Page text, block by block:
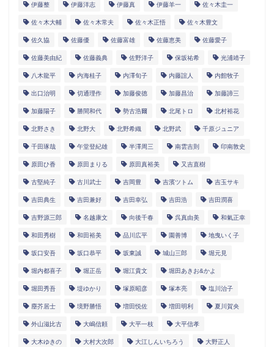
伊藤整 伊藤洋志 伊藤真 伊藤羊一 佐々木圭一
佐々木大輔 佐々木常夫 佐々木正悟 佐々木豊文
佐久協 佐藤優 佐藤富雄 佐藤恵美 佐藤愛子
佐藤美由紀 佐藤義典 佐野洋子 保坂祐希 光浦靖子
八木龍平 内海桂子 内澤旬子 内藤誼人 内館牧子
出口治明 切通理作 加藤俊徳 加藤昌治 加藤諦三
加藤陽子 勝間和代 勢古浩爾 北尾トロ 北村裕花
北野さき 北野大 北野希織 北野武 千原ジュニア
千田琢哉 午堂登紀雄 半澤周三 南雲吉則 印南敦史
原田ひ香 原田まりる 原田真裕美 又吉直樹
古堅純子 古川武士 吉岡豊 吉濱ツトム 吉玉サキ
吉田典生 吉田兼好 吉田幸弘 吉田浩 吉田潤喜
吉野源三郎 名越康文 向後千春 呉真由美 和氣正幸
和田秀樹 和田裕美 品川広平 園善博 地曳いく子
坂口安吾 坂口恭平 坂東誠 城山三郎 堀元見
堀内都喜子 堀正岳 堀江貴文 堀田あきお&かよ
堀田秀吾 堤ゆかり 塚原昭彦 塚本亮 塩川治子
塵芥居士 境野勝悟 増田悦佐 増田明利 夏川賀央
外山滋比古 大嶋信頼 大平一枝 大平信孝
大木ゆきの 大村大次郎 大江しんいちろう 大野正人